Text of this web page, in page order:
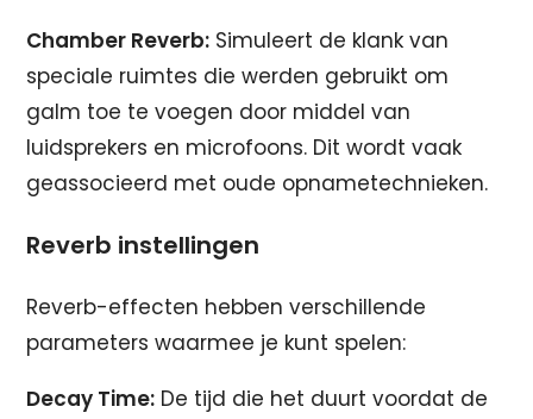
Chamber Reverb: Simuleert de klank van
speciale ruimtes die werden gebruikt om
galm toe te voegen door middel van
luidsprekers en microfoons. Dit wordt vaak
geassocieerd met oude opnametechnieken.
Reverb instellingen
Reverb-effecten hebben verschillende
parameters waarmee je kunt spelen:
Decay Time: De tijd die het duurt voordat de